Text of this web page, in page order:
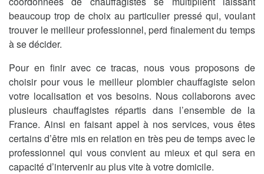
beaucoup trop de choix au particulier pressé qui, voulant
trouver le meilleur professionnel, perd finalement du temps
à se décider.
Pour en finir avec ce tracas, nous vous proposons de
choisir pour vous le meilleur plombier chauffagiste selon
votre localisation et vos besoins. Nous collaborons avec
plusieurs chauffagistes répartis dans l’ensemble de la
France. Ainsi en faisant appel à nos services, vous êtes
certains d’être mis en relation en très peu de temps avec le
professionnel qui vous convient au mieux et qui sera en
capacité d’intervenir au plus vite à votre domicile.